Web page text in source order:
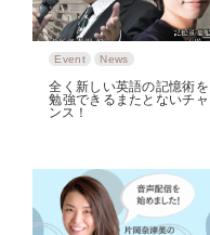
Event News
全く新しい英語の記憶術を
勉強できるまたとないチャ
ンス！